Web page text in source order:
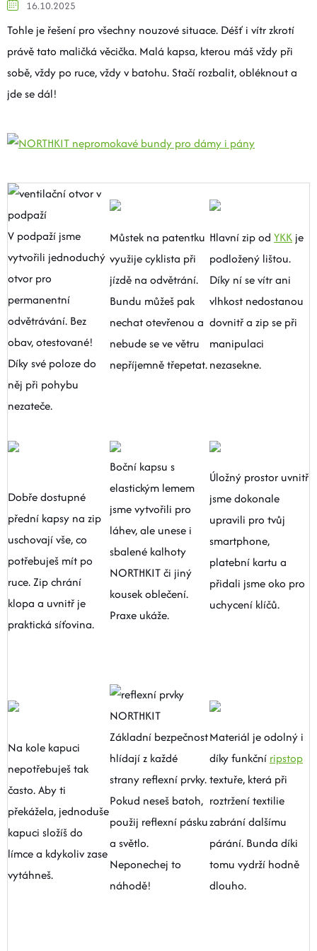
DOPLŇKY
CYKLISTIKA
Značky
Velikosti Kontakty Napište nám
Slovník pojmů
Nákup pro kolektiv
Slevové kódy
Obchodní podmínky
Ochrana osobních údajů
Reklamace
Výměna a vrácení
Stav objednávky
O nás
Moje objednávka
16.10.2025
Tohle je řešení pro všechny nouzové situace. Déšť i vítr zkrotí
právě tato maličká věcička. Malá kapsa, kterou máš vždy při
sobě, vždy po ruce, vždy v batohu. Stačí rozbalit, obléknout a
jde se dál!
V podpaží jsme
vytvořili jednoduchý
otvor pro
permanentní
odvětrávání. Bez
obav, otestované!
Díky své poloze do
něj při pohybu
nezateče.
Můstek na patentku
využije cyklista při
jízdě na odvětrání.
Bundu můžeš pak
nechat otevřenou a
nebude se ve větru
nepříjemně třepetat.
Hlavní zip od YKK je
podložený lištou.
Díky ní se vítr ani
vlhkost nedostanou
dovnitř a zip se při
manipulaci
nezasekne.
Dobře dostupné
přední kapsy na zip
uschovají vše, co
potřebuješ mít po
ruce. Zip chrání
klopa a uvnitř je
praktická síťovina.
Boční kapsu s
elastickým lemem
jsme vytvořili pro
láhev, ale unese i
sbalené kalhoty
NORTHKIT či jiný
kousek oblečení.
Praxe ukáže.
Úložný prostor uvnitř
jsme dokonale
upravili pro tvůj
smartphone,
platební kartu a
přidali jsme oko pro
uchycení klíčů.
Na kole kapuci
nepotřebuješ tak
často. Aby ti
překážela, jednoduše
kapuci složíš do
límce a kdykoliv zase
vytáhneš.
Základní bezpečnost
hlídají z každé
strany reflexní prvky.
Pokud neseš batoh,
použij reflexní pásku
a světlo.
Neponechej to
náhodě!
Materiál je odolný i
díky funkční ripstop
textuře, která při
roztržení textilie
zabrání dalšímu
párání. Bunda díki
tomu vydrží hodně
dlouho.